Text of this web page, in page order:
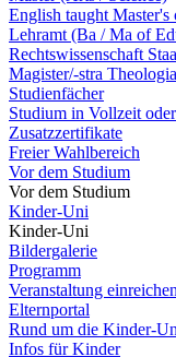
English taught Master's
Lehramt (Ba / Ma of
Rechtswissenschaft
Magister/-stra
Studienfächer
Studium in Vollzeit
Zusatzzertifikate
Freier Wahlbereich
Vor dem Studium
Vor dem Studium
Kinder-Uni
Kinder-Uni
Bildergalerie
Programm
Veranstaltung einreichen
Elternportal
Rund um die Kinder-
Infos für Kinder